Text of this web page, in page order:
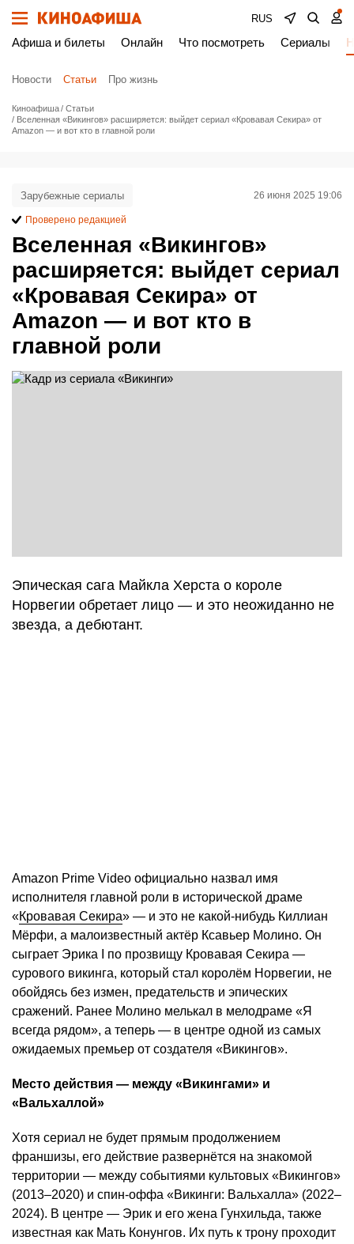
RUS
Афиша и билеты Онлайн Что посмотреть Сериалы
Новости Статьи Про жизнь
Киноафиша
Статьи
Вселенная «Викингов» расширяется: выйдет сериал «Кровавая Секира» от
Amazon — и вот кто в главной роли
Вселенная «Викингов»
расширяется: выйдет сериал
«Кровавая Секира» от
Amazon — и вот кто в
главной роли
Зарубежные сериалы 26 июня 2025 19:06
Проверено редакцией
Эпическая сага Майкла Херста о короле
Норвегии обретает лицо — и это неожиданно не
звезда, а дебютант.
Amazon Prime Video официально назвал имя
исполнителя главной роли в исторической драме
«Кровавая Секира» — и это не какой-нибудь Киллиан
Мёрфи, а малоизвестный актёр Ксавьер Молино. Он
сыграет Эрика I по прозвищу Кровавая Секира —
сурового викинга, который стал королём Норвегии, не
обойдясь без измен, предательств и эпических
сражений. Ранее Молино мелькал в мелодраме «Я
всегда рядом», а теперь — в центре одной из самых
ожидаемых премьер от создателя «Викингов».
Место действия — между «Викингами» и
«Вальхаллой»
Хотя сериал не будет прямым продолжением
франшизы, его действие развернётся на знакомой
территории — между событиями культовых «Викингов»
(2013–2020) и спин-оффа «Викинги: Вальхалла» (2022–
2024). В центре — Эрик и его жена Гунхильда, также
известная как Мать Конунгов. Их путь к трону проходит